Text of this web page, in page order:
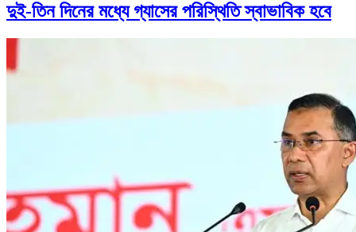
দুই-তিন দিনের মধ্যে গ্যাসের পরিস্থিতি স্বাভাবিক হবে